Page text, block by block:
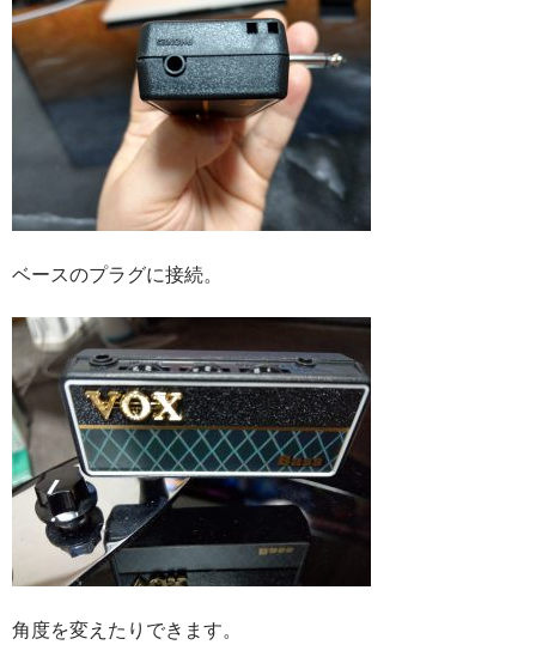
ベースのプラグに接続。
角度を変えたりできます。